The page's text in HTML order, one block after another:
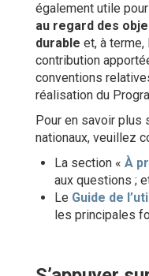
également utile pour
au regard des
durable et, à
contribution
conventions
réalisation du
Pour en savoir plus
nationaux, veuillez
La section « À
aux questions ;
Le Guide de
les principales